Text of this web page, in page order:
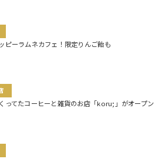
ピーラムネカフェ！限定りんご飴も
ってたコーヒーと雑貨のお店「koru;」がオープン